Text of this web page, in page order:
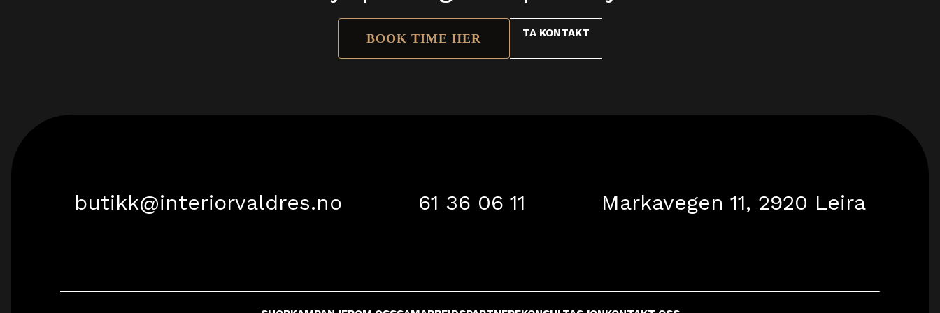
BOOK TIME HER TA KONTAKT
butikk@interiorvaldres.no 61 36 06 11 Markavegen 11, 2920 Leira